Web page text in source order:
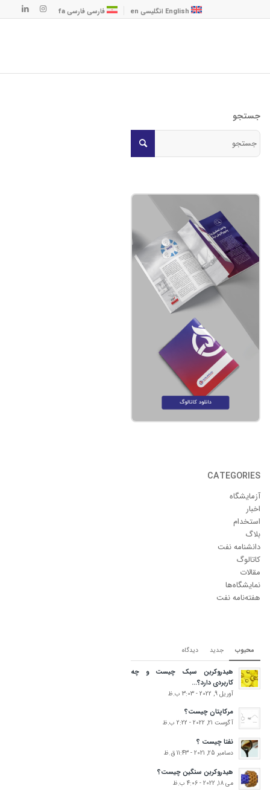
English انگلیسی en فارسیفارسیfa
جستجو
CATEGORIES
آزمایشگاه
اخبار
استخدام
بلاگ
دانشنامه نفت
کاتالوگ
مقالات
نمایشگاه‌ها
هفته‌نامه نفت
محبوب جدید دیدگاه‌
هیدروکربن سبک چیست و چه
کاربردی دارد؟...
آوریل 9, 2022 - 3:03 ب.ظ
مرکاپتان چیست؟
آگوست 21, 2022 - 2:22 ب.ظ
نفتا چیست ؟
دسامبر 25, 2021 - 11:43 ق.ظ
هیدروکربن سنگین چیست؟
می 18, 2022 - 4:06 ب.ظ